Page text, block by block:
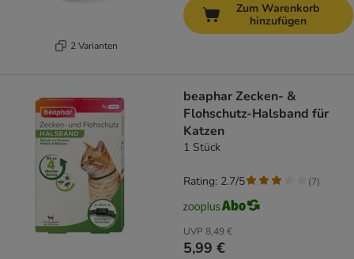
2 Varianten
Zum Warenkorb
hinzufügen
beaphar Zecken- &
Flohschutz-Halsband für
Katzen
1 Stück
UVP 8,49 €
5,99 €
Rating: 2.7/5 (7)